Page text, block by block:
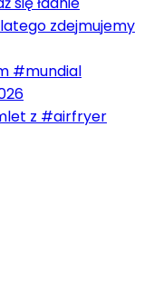
z #airfryer